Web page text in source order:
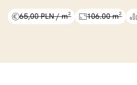
65,00 PLN / m² 106.00 m²